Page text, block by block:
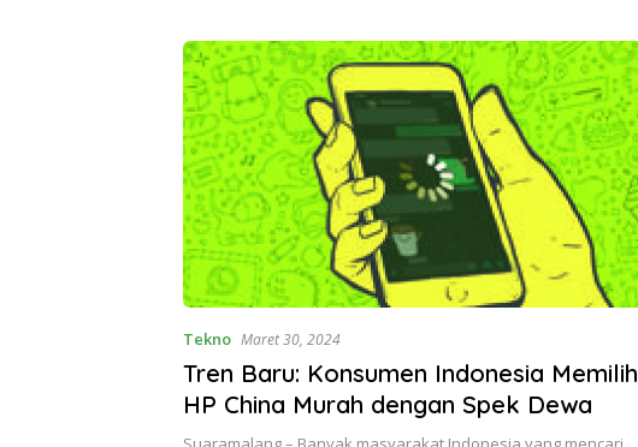
Tekno Maret 30, 2024
Tren Baru: Konsumen Indonesia Memilih
HP China Murah dengan Spek Dewa